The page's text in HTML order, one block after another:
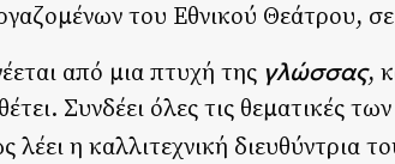
του Εθνικού Θεάτρου,
από μια πτυχή της γλώσσας,
Συνδέει όλες τις θεματικές
η καλλιτεχνική διευθύντρια